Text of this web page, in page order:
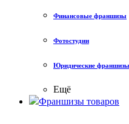
Финансовые франшизы
Фотостудии
Юридические франшизы
Ещё
Франшизы товаров